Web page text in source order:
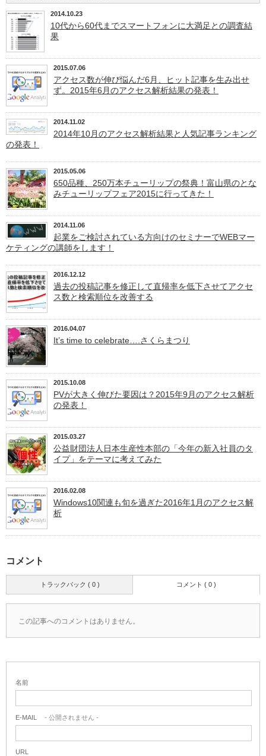
2014.10.23
10代から60代までスマートフォンに大満足との調査結
果
2015.07.06
アクセス数が伸び悩んだ6月、ヒット記事を生み出せ
ず。2015年6月のアクセス解析結果の発表！
2014.11.02
2014年10月のアクセス解析結果と人気記事ランキング
の発表！
2015.05.06
650品種、250万本チューリップの祭典！富山県のとな
みチューリップフェア2015に行ってきた！
2014.11.06
起業をご検討されている方向けのセミナーでWEBマー
ケティングの講師をします！
2016.12.12
過去の投稿記事を修正して直帰率を低下させてアクセ
ス数と検索順位を改善する
2016.04.07
It’s time to celebrate….さくらまつり
2015.10.08
PVが大きく伸びた要因は？2015年9月のアクセス解析
の発表！
2015.03.27
公益財団法人日本生産性本部の「今年の新入社員のタ
イプ」をテーマに考えてみた
2016.02.08
Windows10関連も旬を過ぎた2016年1月のアクセス解
析
コメント
トラックバック ( 0 ) コメント ( 0 )
この記事へのコメントはありません。
名前
E-MAIL - 公開されません -
URL